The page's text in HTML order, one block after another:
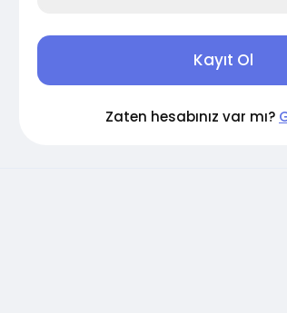
Kayıt Ol
Zaten hesabınız var mı?